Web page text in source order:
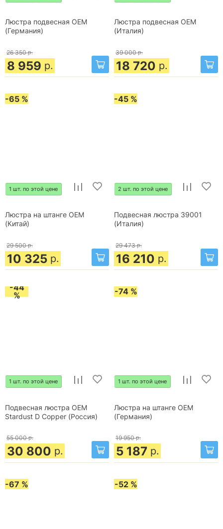
Люстра подвесная OEM
(Германия)
26 350 р.
8 959 р.
Люстра подвесная OEM
(Италия)
39 000 р.
18 720 р.
-65 %
1 шт. по этой цене
Люстра на штанге OEM
(Китай)
29 500 р.
10 325 р.
-45 %
2 шт. по этой цене
Подвесная люстра 39001
(Италия)
29 473 р.
16 210 р.
-44
%
1 шт. по этой цене
Подвесная люстра OEM
Stardust D Copper (Россия)
55 000 р.
30 800 р.
-74 %
1 шт. по этой цене
Люстра на штанге OEM
(Германия)
19 950 р.
5 187 р.
-67 % -52 %